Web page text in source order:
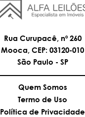
Rua Curupacê, nº 260
Mooca, CEP: 03120-010
São Paulo - SP
Quem Somos
Termo de Uso
Política de Privacidade